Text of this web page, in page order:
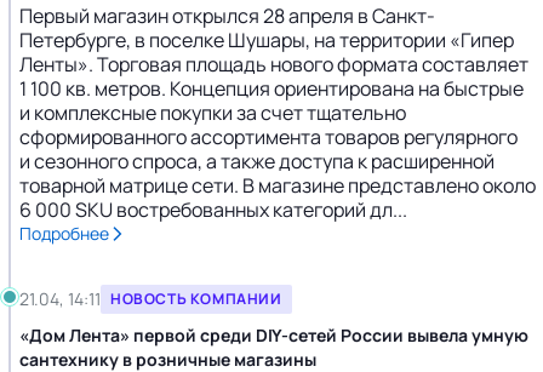
Первый магазин открылся 28 апреля в Санкт-
Петербурге, в поселке Шушары, на территории «Гипер
Ленты». Торговая площадь нового формата составляет
1 100 кв. метров. Концепция ориентирована на быстрые
и комплексные покупки за счет тщательно
сформированного ассортимента товаров регулярного
и сезонного спроса, а также доступа к расширенной
товарной матрице сети. В магазине представлено около
6 000 SKU востребованных категорий дл...
Подробнее
21.04, 14:11 НОВОСТЬ КОМПАНИИ
«Дом Лента» первой среди DIY-сетей России вывела умную
сантехнику в розничные магазины